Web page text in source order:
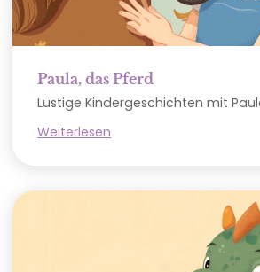
Paula, das Pferd
Lustige Kindergeschichten mit
Weiterlesen